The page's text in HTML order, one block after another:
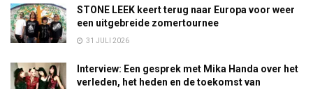
STONE LEEK keert terug naar Europa voor weer
een uitgebreide zomertournee
31 JULI 2026
Interview: Een gesprek met Mika Handa over het
verleden, het heden en de toekomst van